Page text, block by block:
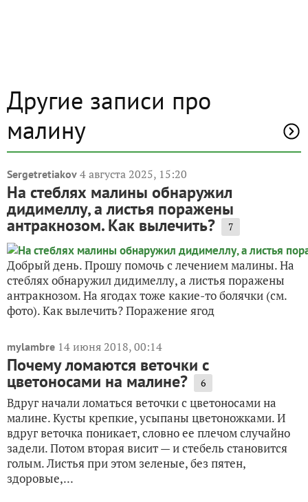
Другие записи про
малину
Sergetretiakov 4 августа 2025, 15:20
На стеблях малины обнаружил
дидимеллу, а листья поражены
антракнозом. Как вылечить? 7
Добрый день. Прошу помочь с лечением малины. На
стеблях обнаружил дидимеллу, а листья поражены
антракнозом. На ягодах тоже какие-то болячки (см.
фото). Как вылечить? Поражение ягод
mylambre 14 июня 2018, 00:14
Почему ломаются веточки с
цветоносами на малине? 6
Вдруг начали ломаться веточки с цветоносами на
малине. Кусты крепкие, усыпаны цветоножками. И
вдруг веточка поникает, словно ее плечом случайно
задели. Потом вторая висит — и стебель становится
голым. Листья при этом зеленые, без пятен,
здоровые,...